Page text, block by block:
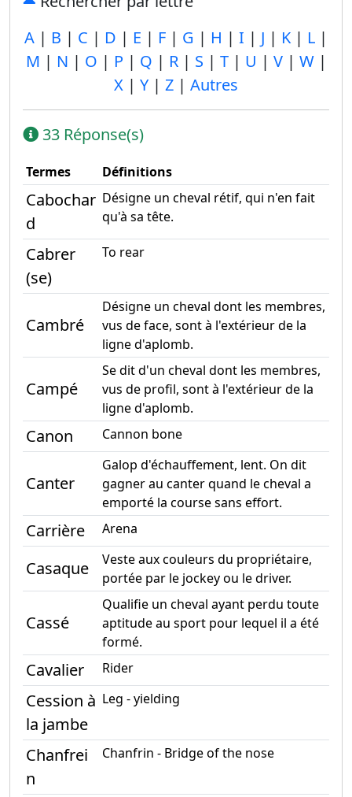
A | B | C | D | E | F | G | H | I | J | K | L |
M | N | O | P | Q | R| S | T| U | V| W|
X | Y | Z | Autres
33 Réponse(s)
Termes Définitions
Cabochar
d
Désigne un cheval rétif, qui n'en fait
qu'à sa tête.
Cabrer
(se)
To rear
Cambré
Désigne un cheval dont les membres,
vus de face, sont à l'extérieur de la
ligne d'aplomb.
Campé
Se dit d'un cheval dont les membres,
vus de profil, sont à l'extérieur de la
ligne d'aplomb.
Canon Cannon bone
Canter
Galop d'échauffement, lent. On dit
gagner au canter quand le cheval a
emporté la course sans effort.
Carrière Arena
Casaque
Veste aux couleurs du propriétaire,
portée par le jockey ou le driver.
Cassé
Qualifie un cheval ayant perdu toute
aptitude au sport pour lequel il a été
formé.
Cavalier Rider
Cession à
la jambe
Leg - yielding
Chanfrei
n
Chanfrin - Bridge of the nose